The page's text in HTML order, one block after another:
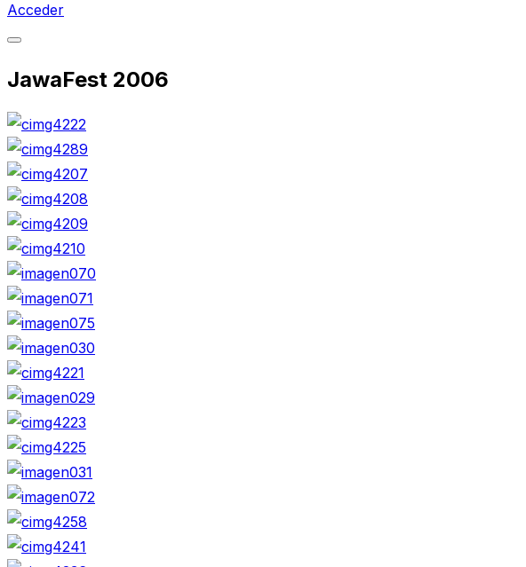
Acceder
la
lateral
y
la
navegación
JawaFest 2006